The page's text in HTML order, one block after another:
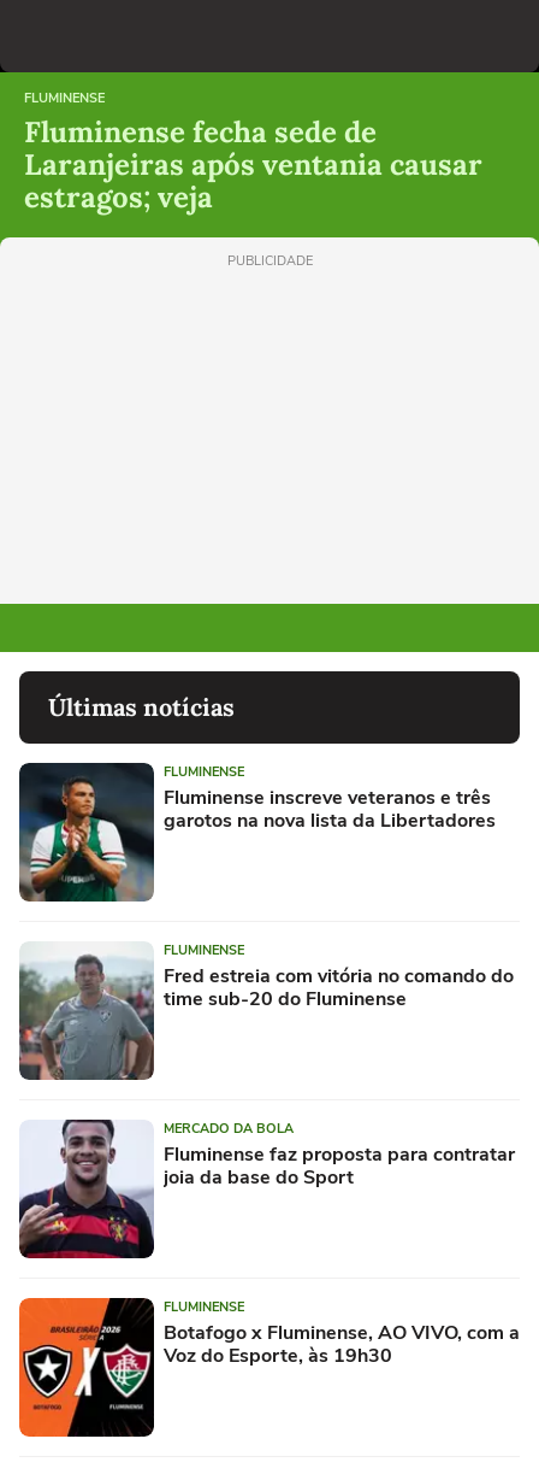
FLUMINENSE
Fluminense fecha sede de
Laranjeiras após ventania causar
estragos; veja
PUBLICIDADE
Últimas notícias
FLUMINENSE
Fluminense inscreve veteranos e três
garotos na nova lista da Libertadores
FLUMINENSE
Fred estreia com vitória no comando do
time sub-20 do Fluminense
MERCADO DA BOLA
Fluminense faz proposta para contratar
joia da base do Sport
FLUMINENSE
Botafogo x Fluminense, AO VIVO, com a
Voz do Esporte, às 19h30